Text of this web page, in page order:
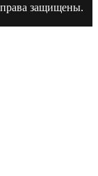
защищены.